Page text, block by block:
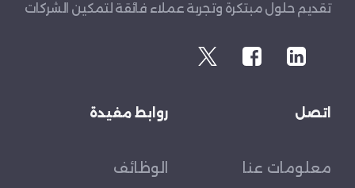
تقديم حلول مبتكرة وتجربة عملاء فائقة لتمكين الشركات
اتصل
معلومات عنا
روابط مفيدة
الوظائف